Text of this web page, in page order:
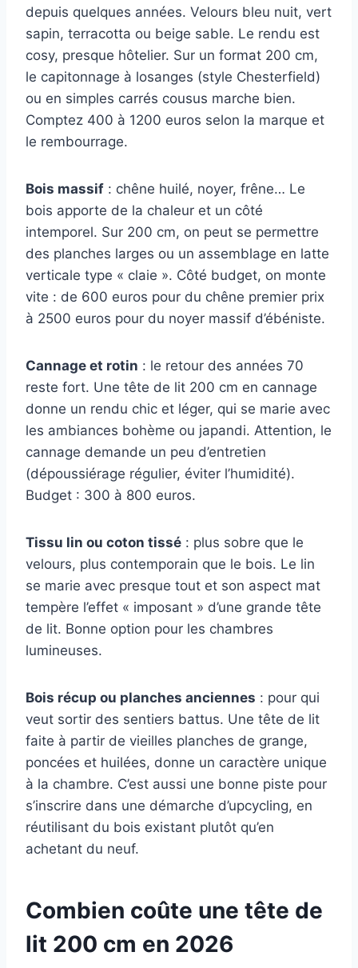
depuis quelques années. Velours bleu nuit, vert
sapin, terracotta ou beige sable. Le rendu est
cosy, presque hôtelier. Sur un format 200 cm,
le capitonnage à losanges (style Chesterfield)
ou en simples carrés cousus marche bien.
Comptez 400 à 1200 euros selon la marque et
le rembourrage.
Bois massif : chêne huilé, noyer, frêne… Le
bois apporte de la chaleur et un côté
intemporel. Sur 200 cm, on peut se permettre
des planches larges ou un assemblage en latte
verticale type « claie ». Côté budget, on monte
vite : de 600 euros pour du chêne premier prix
à 2500 euros pour du noyer massif d’ébéniste.
Cannage et rotin : le retour des années 70
reste fort. Une tête de lit 200 cm en cannage
donne un rendu chic et léger, qui se marie avec
les ambiances bohème ou japandi. Attention, le
cannage demande un peu d’entretien
(dépoussiérage régulier, éviter l’humidité).
Budget : 300 à 800 euros.
Tissu lin ou coton tissé : plus sobre que le
velours, plus contemporain que le bois. Le lin
se marie avec presque tout et son aspect mat
tempère l’effet « imposant » d’une grande tête
de lit. Bonne option pour les chambres
lumineuses.
Bois récup ou planches anciennes : pour qui
veut sortir des sentiers battus. Une tête de lit
faite à partir de vieilles planches de grange,
poncées et huilées, donne un caractère unique
à la chambre. C’est aussi une bonne piste pour
s’inscrire dans une démarche d’upcycling, en
réutilisant du bois existant plutôt qu’en
achetant du neuf.
Combien coûte une tête de
lit 200 cm en 2026